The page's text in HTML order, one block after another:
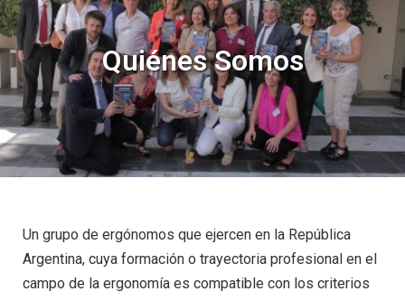
Quiénes Somos
Un grupo de ergónomos que ejercen en la República
Argentina, cuya formación o trayectoria profesional en el
campo de la ergonomía es compatible con los criterios